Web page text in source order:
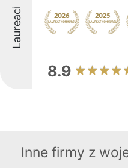
Laureaci
8.9
Inne firmy z